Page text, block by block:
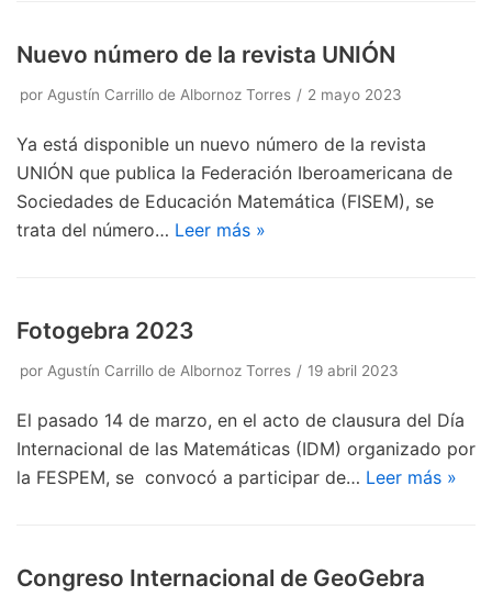
Nuevo número de la revista UNIÓN
por Agustín Carrillo de Albornoz Torres 2 mayo 2023
Ya está disponible un nuevo número de la revista
UNIÓN que publica la Federación Iberoamericana de
Sociedades de Educación Matemática (FISEM), se
trata del número… Leer más »
Fotogebra 2023
por Agustín Carrillo de Albornoz Torres 19 abril 2023
El pasado 14 de marzo, en el acto de clausura del Día
Internacional de las Matemáticas (IDM) organizado por
la FESPEM, se convocó a participar de… Leer más »
Congreso Internacional de GeoGebra